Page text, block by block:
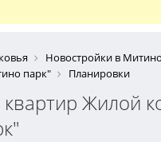
Новостройки в Митино
парк"
Планировки
Жилой